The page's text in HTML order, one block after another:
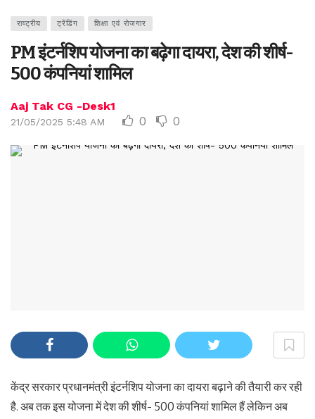
राष्ट्रीय ट्रेंडिंग शिक्षा एवं रोजगार
PM इंटर्नशिप योजना का बढ़ेगा दायरा, देश की शीर्ष-
500 कंपनियां शामिल
Aaj Tak CG -Desk1
21/05/2025 5:48 AM 0 0
केंद्र सरकार प्रधानमंत्री इंटर्नशिप योजना का दायरा बढ़ाने की तैयारी कर रही
है. अब तक इस योजना में देश की शीर्ष- 500 कंपनियां शामिल हैं लेकिन अब